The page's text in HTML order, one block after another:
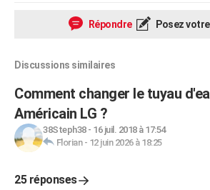
Répondre Posez
Discussions similaires
Comment changer le tuyau
Américain LG ?
38Steph38- 16 juil. 2018 à 17:54
Florian- 12 juin 2026 à 18:25
25 réponses